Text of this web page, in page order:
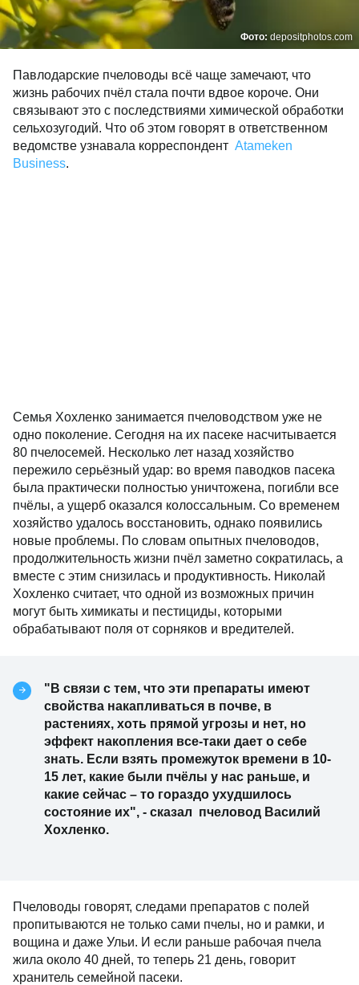
Фото: depositphotos.com
Павлодарские пчеловоды всё чаще замечают, что
жизнь рабочих пчёл стала почти вдвое короче. Они
связывают это с последствиями химической обработки
сельхозугодий. Что об этом говорят в ответственном
ведомстве узнавала корреспондент Atameken
Business.
Семья Хохленко занимается пчеловодством уже не
одно поколение. Сегодня на их пасеке насчитывается
80 пчелосемей. Несколько лет назад хозяйство
пережило серьёзный удар: во время паводков пасека
была практически полностью уничтожена, погибли все
пчёлы, а ущерб оказался колоссальным. Со временем
хозяйство удалось восстановить, однако появились
новые проблемы. По словам опытных пчеловодов,
продолжительность жизни пчёл заметно сократилась, а
вместе с этим снизилась и продуктивность. Николай
Хохленко считает, что одной из возможных причин
могут быть химикаты и пестициды, которыми
обрабатывают поля от сорняков и вредителей.
"В связи с тем, что эти препараты имеют
свойства накапливаться в почве, в
растениях, хоть прямой угрозы и нет, но
эффект накопления все-таки дает о себе
знать. Если взять промежуток времени в 10-
15 лет, какие были пчёлы у нас раньше, и
какие сейчас – то гораздо ухудшилось
состояние их", - сказал пчеловод Василий
Хохленко.
Пчеловоды говорят, следами препаратов с полей
пропитываются не только сами пчелы, но и рамки, и
вощина и даже Ульи. И если раньше рабочая пчела
жила около 40 дней, то теперь 21 день, говорит
хранитель семейной пасеки.